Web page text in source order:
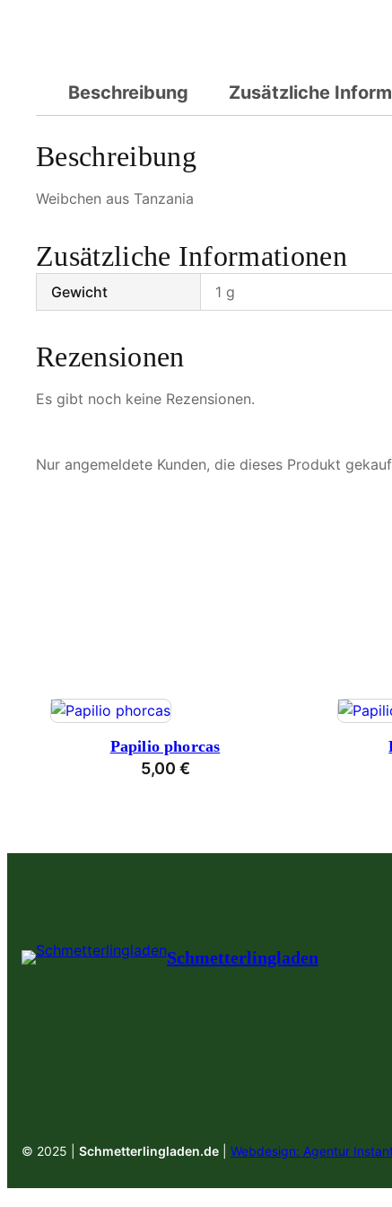
Beschreibung Zusätzliche
Beschreibung
Weibchen aus Tanzania
Zusätzliche Informationen
Gewicht 1 g
Rezensionen
Es gibt noch keine Rezensionen.
Nur angemeldete Kunden, die dieses Produkt
Papilio phorcas
5,00 €
Schmetterlingladen
© 2025 | Schmetterlingladen.de Webdesign: Agentur